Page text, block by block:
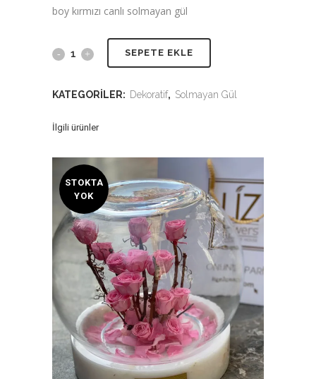
boy kırmızı canlı solmayan gül
SEPETE EKLE
KATEGORILER: Dekoratif, Solmayan Gül
İlgili ürünler
STOKTA
YOK